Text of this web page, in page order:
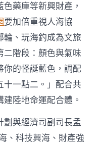
藥庫等新興財產，
要加倍重視人海協
輪、玩海釣成為文旅
二階段：顏色與氣味
你的怪誕藍色，調配
十一點二。」配合共
陸地命運配合體。
劃與經濟司副司長孟
、科技興海、財產強